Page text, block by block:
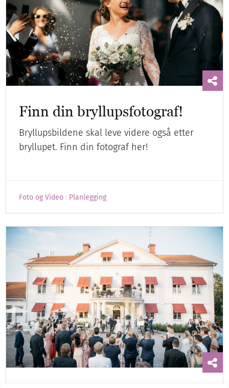
Finn din bryllupsfotograf!
Bryllupsbildene skal leve videre også etter
bryllupet. Finn din fotograf her!
Foto og Video Planlegging